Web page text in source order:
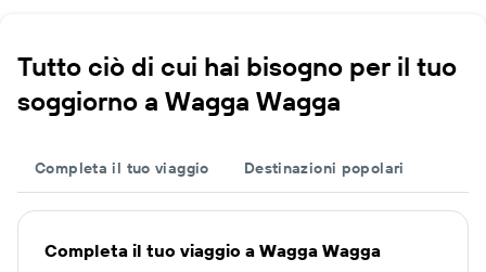
Tutto ciò di cui hai bisogno per il tuo
soggiorno a Wagga Wagga
Completa il tuo viaggio Destinazioni popolari
Completa il tuo viaggio a Wagga Wagga